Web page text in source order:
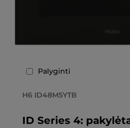
Palyginti
H6 ID48M5YTB
ID Series 4: